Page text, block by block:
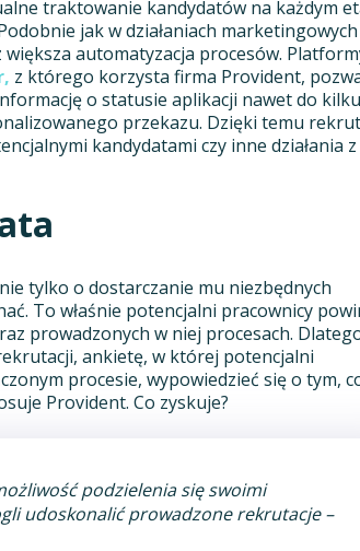
traktowanie kandydatów na każdym
jak w działaniach marketingowych
automatyzacja procesów.
z którego korzysta firma Provident,
o statusie aplikacji nawet do
przekazu. Dzięki temu
kandydatami czy inne działania z
tylko o dostarczanie mu niezbędnych
To właśnie potencjalni pracownicy
prowadzonych w niej procesach.
ankietę, w której potencjalni
procesie, wypowiedzieć się o tym,
Provident. Co zyskuje?
podzielenia się swoimi
udoskonalić prowadzone rekrutacje–